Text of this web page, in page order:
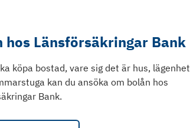
hos Länsförsäkringar Bank
köpa bostad, vare sig det är hus, lägenhet
kan du ansöka om bolån hos
Bank.